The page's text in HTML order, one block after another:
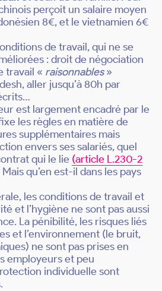
perçoit un salaire moyen
8€, et le vietnamien 6€
de travail, qui ne se
: droit de négociation
travail « raisonnables»
aller jusqu’à 80h par
est largement encadré par le
les règles en matière de
supplémentaires mais
envers ses salariés, quel
qui le lie (article L.230-2
Mais qu’en est-il dans les pays
les conditions de travail et
et l’hygiène ne sont pas aussi
La pénibilité, les risques liés
et l’environnement (le bruit,
ne sont pas prises en
employeurs et peu
individuelle sont